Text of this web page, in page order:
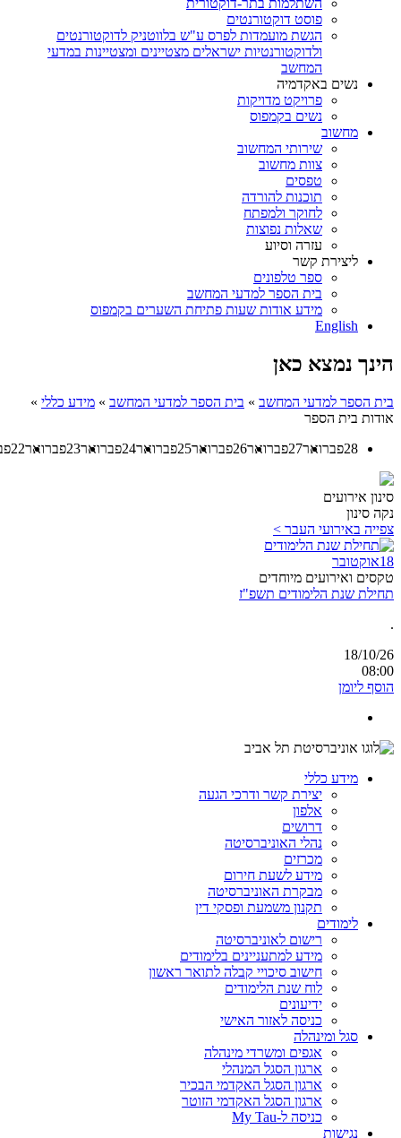
השתלמות בתר-דוקטורית
פוסט דוקטורנטים
הגשת מועמדות לפרס ע"ש בלווטניק לדוקטורנטים
ולדוקטורנטיות ישראלים מצטיינים ומצטיינות במדעי
המחשב
נשים באקדמיה
פרויקט מדויקות
נשים בקמפוס
מחשוב
שירותי המחשוב
צוות מחשוב
טפסים
תוכנות להורדה
לחוקר ולמפתח
שאלות נפוצות
עזרה וסיוע
ליצירת קשר
ספר טלפונים
בית הספר למדעי המחשב
מידע אודות שעות פתיחת השערים בקמפוס
English
הינך נמצא כאן
בית הספר למדעי המחשב » בית הספר למדעי המחשב » מידע כללי »
אודות בית הספר
28פברואר27פברואר26פברואר25פברואר24פברואר23פברואר22
סינון אירועים
נקה סינון
צפייה באירועי העבר >
18אוקטובר
טקסים ואירועים מיוחדים
תחילת שנת הלימודים תשפ"ז
.
18/10/26
08:00
הוסף ליומן
מידע כללי
יצירת קשר ודרכי הגעה
אלפון
דרושים
נהלי האוניברסיטה
מכרזים
מידע לשעת חירום
מבקרת האוניברסיטה
תקנון משמעת ופסקי דין
לימודים
רישום לאוניברסיטה
מידע למתעניינים בלימודים
חישוב סיכויי קבלה לתואר ראשון
לוח שנת הלימודים
ידיעונים
כניסה לאזור האישי
סגל ומינהלה
אגפים ומשרדי מינהלה
ארגון הסגל המנהלי
ארגון הסגל האקדמי הבכיר
ארגון הסגל האקדמי הזוטר
כניסה ל-My Tau
נגישות